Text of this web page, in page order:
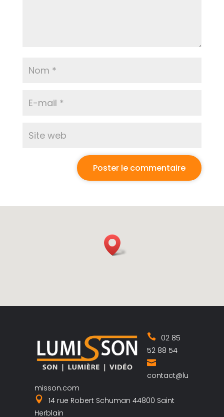
02 85
52 88 54
contact@lu
misson.com
14 rue Robert Schuman 44800 Saint
Herblain